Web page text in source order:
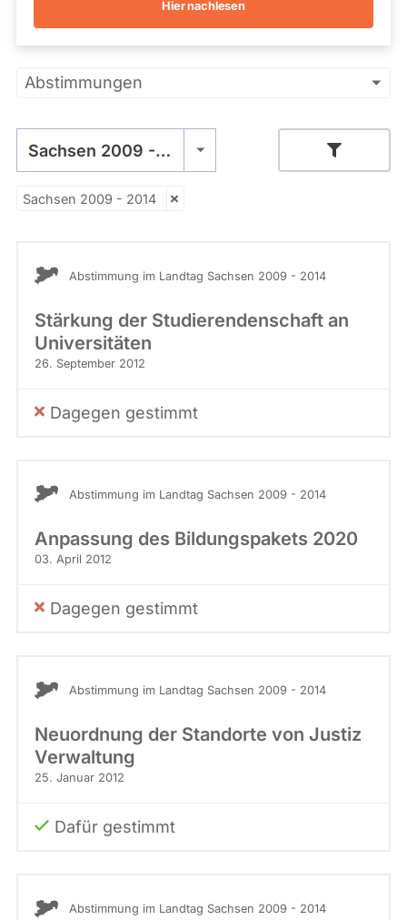
Kandidaturen
und
Mandaten
nicht
berücksichtigt.
Hier nachlesen
Primäre
Abstimmungen
Sachsen 2009 - 2014
- Alle -
Sachsen 2009 - 2014
Abstimmung im Landtag Sachsen 2009 - 2014
Stärkung der Studierendenschaft an
Universitäten
26. September 2012
Dagegen gestimmt
Abstimmung im Landtag Sachsen 2009 - 2014
Anpassung des Bildungspakets 2020
03. April 2012
Dagegen gestimmt
Abstimmung im Landtag Sachsen 2009 - 2014
Neuordnung der Standorte von Justiz
Verwaltung
25. Januar 2012
Dafür gestimmt
Abstimmung im Landtag Sachsen 2009 - 2014